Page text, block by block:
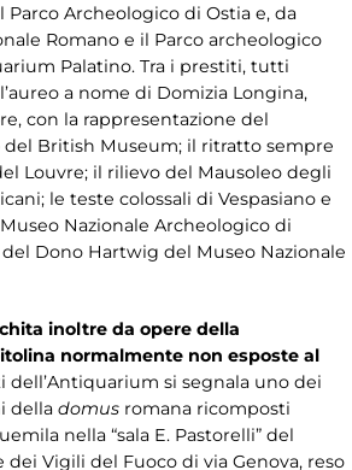
Parco Archeologico di Ostia e, da
Romano e il Parco archeologico
Palatino. Tra i prestiti, tutti
a nome di Domizia Longina,
con la rappresentazione del
British Museum; il ritratto sempre
Louvre; il rilievo del Mausoleo degli
le teste colossali di Vespasiano e
Nazionale Archeologico di
Dono Hartwig del Museo Nazionale
inoltre da opere della
normalmente non esposte al
dell’Antiquarium si segnala uno dei
della domus romana ricomposti
nella “sala E. Pastorelli” del
dei Vigili del Fuoco di via Genova, reso